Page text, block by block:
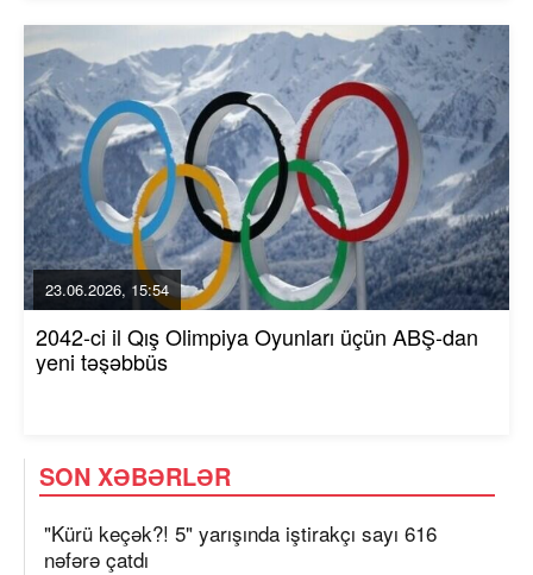
23.06.2026, 15:54
2042-ci il Qış Olimpiya Oyunları üçün ABŞ-dan
yeni təşəbbüs
SON XƏBƏRLƏR
"Kürü keçək?! 5" yarışında iştirakçı sayı 616
nəfərə çatdı